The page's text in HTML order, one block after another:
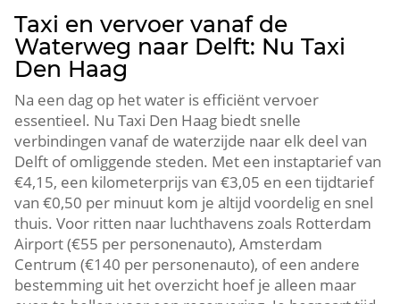
Taxi en vervoer vanaf de
Waterweg naar Delft: Nu Taxi
Den Haag
Na een dag op het water is efficiënt vervoer
essentieel.​ Nu Taxi Den Haag biedt snelle
verbindingen vanaf de waterzijde naar elk deel van
Delft of omliggende steden.​ Met een instaptarief van
€4,15, een kilometerprijs van €3,05 en een tijdtarief
van €0,50 per minuut kom je altijd voordelig en snel
thuis.​ Voor ritten naar luchthavens zoals Rotterdam
Airport (€55 per personenauto), Amsterdam
Centrum (€140 per personenauto), of een andere
bestemming uit het overzicht hoef je alleen maar